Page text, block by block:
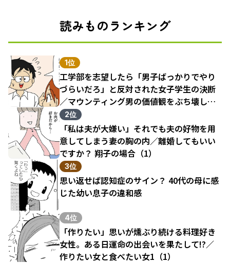
読みものランキング
1位
工学部を志望したら「男子ばっかりでやり
づらいだろ」と反対された女子学生の決断
／マウンティング男の価値観をぶち壊した
結果（1）
2位
「私は夫が大嫌い」それでも夫の好物を用
意してしまう妻の胸の内／離婚してもいい
ですか？ 翔子の場合（1）
3位
思い返せば認知症のサイン？ 40代の母に感
じた幼い息子の違和感
4位
「作りたい」思いが燻ぶり続ける料理好き
女性。ある日運命の出会いを果たして!?／
作りたい女と食べたい女1（1）